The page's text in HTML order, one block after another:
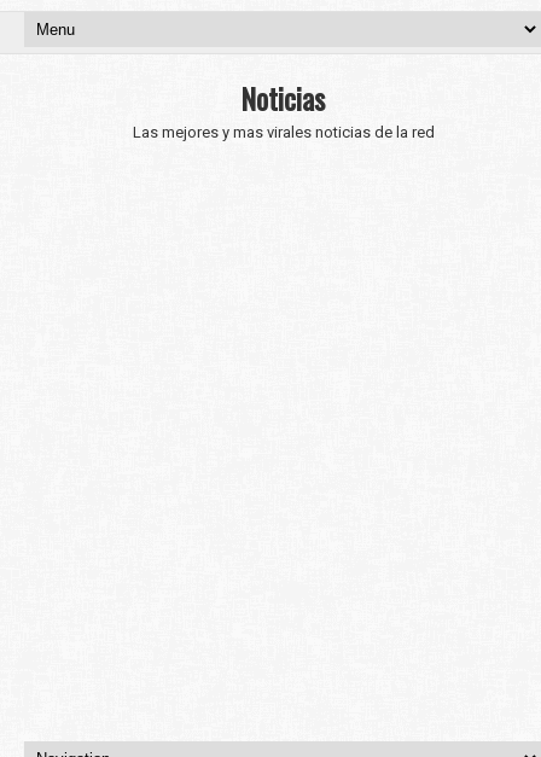
Noticias
Las mejores y mas virales noticias de la red